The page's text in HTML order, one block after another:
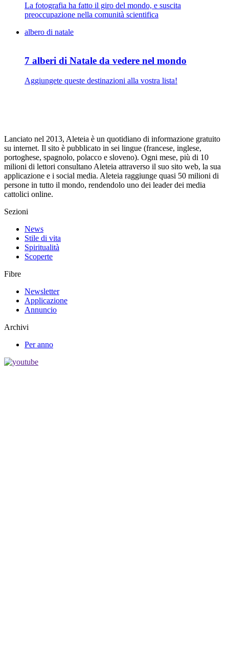
La fotografia ha fatto il giro del mondo, e suscita
preoccupazione nella comunità scientifica
albero di natale
7 alberi di Natale da vedere nel mondo
Aggiungete queste destinazioni alla vostra lista!
Lanciato nel 2013, Aleteia è un quotidiano di informazione gratuito
su internet. Il sito è pubblicato in sei lingue (francese, inglese,
portoghese, spagnolo, polacco e sloveno). Ogni mese, più di 10
milioni di lettori consultano Aleteia attraverso il suo sito web, la sua
applicazione e i social media. Aleteia raggiunge quasi 50 milioni di
persone in tutto il mondo, rendendolo uno dei leader dei media
cattolici online.
Sezioni
News
Stile di vita
Spiritualità
Scoperte
Fibre
Newsletter
Applicazione
Annuncio
Archivi
Per anno